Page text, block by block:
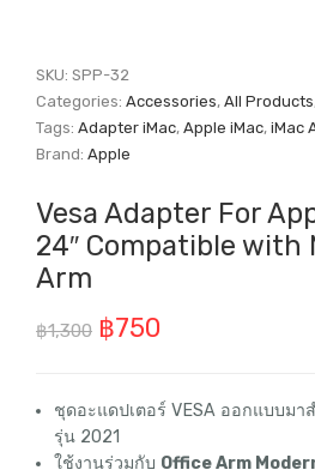
SKU:SPP-32
Categories:Accessories,All Products
Tags:Adapter iMac,Apple iMac,iMac
Brand:Apple
Vesa Adapter For
24″ Compatible with
Arm
฿1,300 Original
was:
฿1,300.
฿750
is:
฿750.
ชุดอะแดปเตอร์ VESA ออกแบบมา
รุ่น 2021
ใช้งานร่วมกับ Office Arm